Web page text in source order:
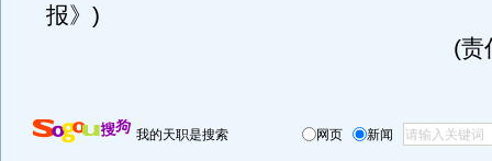
报》)
(责
我的天职是搜索 网页 新闻